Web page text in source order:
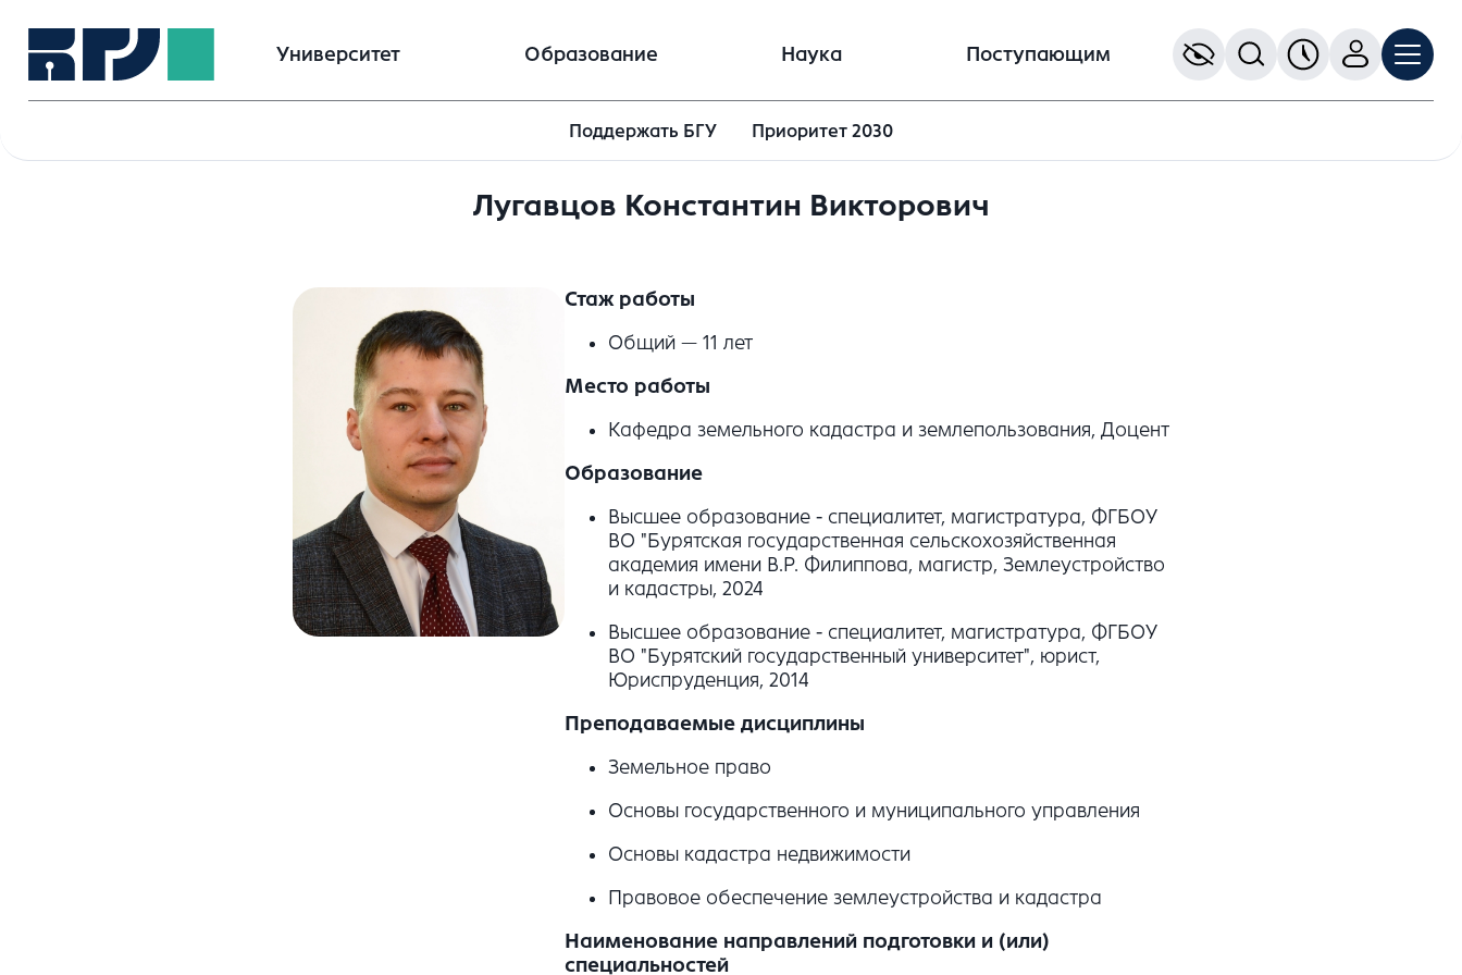
Университет Образование Наука Поступающим
Поддержать БГУ Приоритет 2030
Лугавцов Константин Викторович
Стаж работы
Общий — 11 лет
Место работы
Кафедра земельного кадастра и землепользования, Доцент
Образование
Высшее образование - специалитет, магистратура, ФГБОУ
ВО "Бурятская государственная сельскохозяйственная
академия имени В.Р. Филиппова, магистр, Землеустройство
и кадастры, 2024
Высшее образование - специалитет, магистратура, ФГБОУ
ВО "Бурятский государственный университет", юрист,
Юриспруденция, 2014
Преподаваемые дисциплины
Земельное право
Основы государственного и муниципального управления
Основы кадастра недвижимости
Правовое обеспечение землеустройства и кадастра
Наименование направлений подготовки и (или)
специальностей